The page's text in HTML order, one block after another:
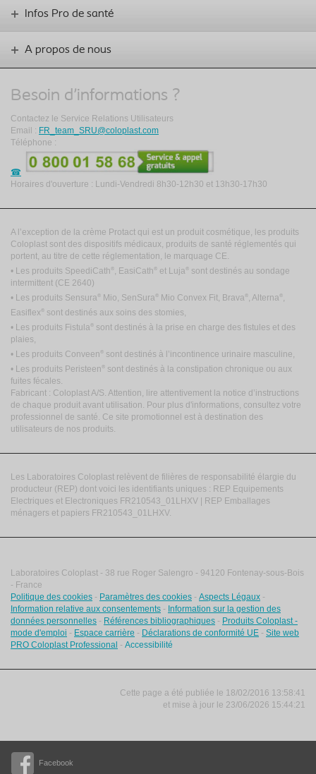
Facebook
Infos Pro de santé
A propos de nous
Besoin d'informations ?
Contactez le Service Relations Utilisateurs
Email : FR_team_SRU@coloplast.com
Téléphone :
Horaires d'ouverture : Lundi-Vendredi 8h30-12h30 et 13h30-17h30
A l’exception de la crème Protact qui est un produit cosmétique, les produits
Coloplast sont des dispositifs médicaux, produits de santé réglementés qui
portent, au titre de cette réglementation, le marquage CE.
• Les produits SpeediCath ® , EasiCath ® et Luja ®
sont destinés au sondage
intermittent (CE 2640)
• Les produits Sensura ® Mio, SenSura ® Mio Convex Fit, Brava ® , Alterna ®
Easiflex ®
sont destinés aux soins des stomies,
• Les produits Fistula ®
sont destinés à la prise en charge des fistules et des
plaies,
• Les produits Conveen ®
sont destinés à l’incontinence urinaire masculine,
• Les produits Peristeen ®
sont destinés à la constipation chronique ou aux
fuites fécales.
Fabricant : Coloplast A/S. Attention, lire attentivement la notice d’instructions
de chaque produit avant utilisation. Pour plus d'informations, consultez votre
professionnel de santé. Ce site promotionnel est à destination des
utilisateurs de nos produits.
Les Laboratoires Coloplast relèvent de filières de responsabilité élargie du
producteur (REP) dont voici les identifiants uniques : REP Equipements
Electriques et Electroniques FR210543_01LHXV | REP Emballages
ménagers et papiers FR210543_01LHXV.
Laboratoires Coloplast - 38 rue Roger Salengro - 94120 Fontenay-sous-Bois
- France
Politique des cookies - Paramètres des cookies - Aspects Légaux -
Information relative aux consentements - Information sur la gestion des
données personnelles - Références bibliographiques - Produits Coloplast -
mode d'emploi - Espace carrière - Déclarations de conformité UE - Site web
PRO Coloplast Professional - Accessibilité
Cette page a été publiée le 18/02/2016 13:58:41
et mise à jour le 23/06/2026 15:44:21